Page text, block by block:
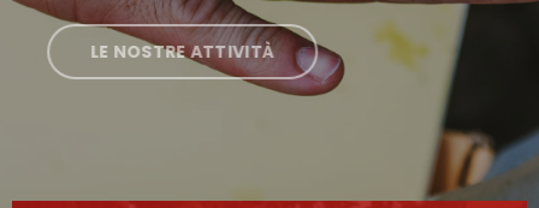
LE NOSTRE ATTIVITÀ SOSTIENICI